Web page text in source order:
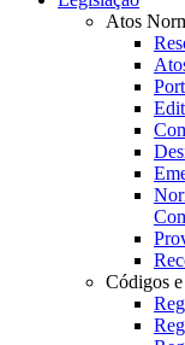
Atos
Códigos